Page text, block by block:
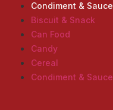
Condiment & Sauce
Biscuit & Snack
Can Food
Candy
Cereal
Condiment & Sauce